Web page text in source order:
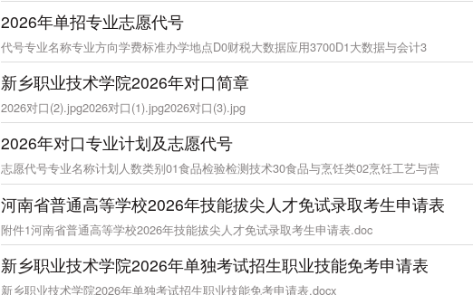
2026年单招专业志愿代号
代号专业名称专业方向学费标准办学地点D0财税大数据应用3700D1大数据与会计3
新乡职业技术学院2026年对口简章
2026对口(2).jpg2026对口(1).jpg2026对口(3).jpg
2026年对口专业计划及志愿代号
志愿代号专业名称计划人数类别01食品检验检测技术30食品与烹饪类02烹饪工艺与营
河南省普通高等学校2026年技能拔尖人才免试录取考生申请表
附件1河南省普通高等学校2026年技能拔尖人才免试录取考生申请表.doc
新乡职业技术学院2026年单独考试招生职业技能免考申请表
新乡职业技术学院2026年单独考试招生职业技能免考申请表.docx